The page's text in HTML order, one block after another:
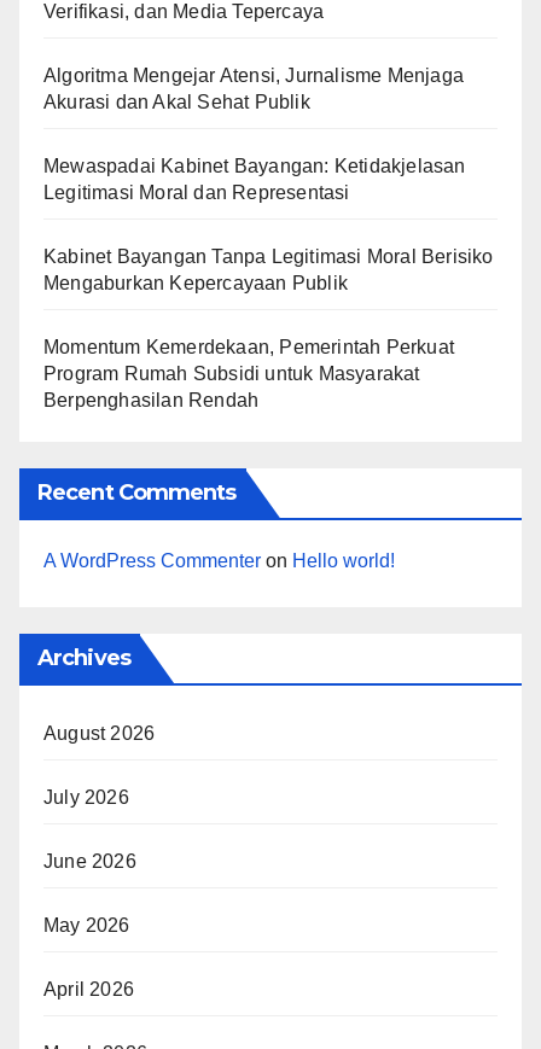
Verifikasi, dan Media Tepercaya
Algoritma Mengejar Atensi, Jurnalisme Menjaga
Akurasi dan Akal Sehat Publik
Mewaspadai Kabinet Bayangan: Ketidakjelasan
Legitimasi Moral dan Representasi
Kabinet Bayangan Tanpa Legitimasi Moral Berisiko
Mengaburkan Kepercayaan Publik
Momentum Kemerdekaan, Pemerintah Perkuat
Program Rumah Subsidi untuk Masyarakat
Berpenghasilan Rendah
Recent Comments
A WordPress Commenter on Hello world!
Archives
August 2026
July 2026
June 2026
May 2026
April 2026